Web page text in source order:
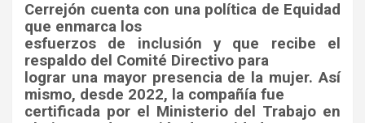
Cerrejón cuenta con una política de Equidad
que enmarca los
esfuerzos de inclusión y que recibe el
respaldo del Comité Directivo para
lograr una mayor presencia de la mujer. Así
mismo, desde 2022, la compañía fue
certificada por el Ministerio del Trabajo en